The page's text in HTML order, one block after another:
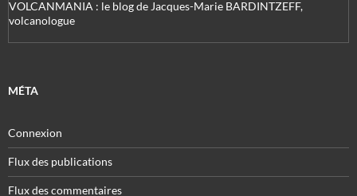
VOLCANMANIA : le blog de Jacques-Marie BARDINTZEFF,
volcanologue
MÉTA
Connexion
Flux des publications
Flux des commentaires